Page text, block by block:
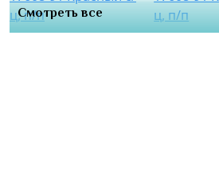
Смотреть все